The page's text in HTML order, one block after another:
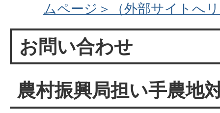
ムページ＞（外部サイトへ
お問い合わせ
農村振興局担い手農地